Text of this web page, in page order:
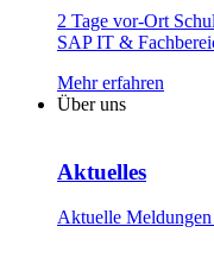
2 Tage vor-Ort
SAP IT &
Mehr erfahren
Über uns
Aktuelles
Aktuelle